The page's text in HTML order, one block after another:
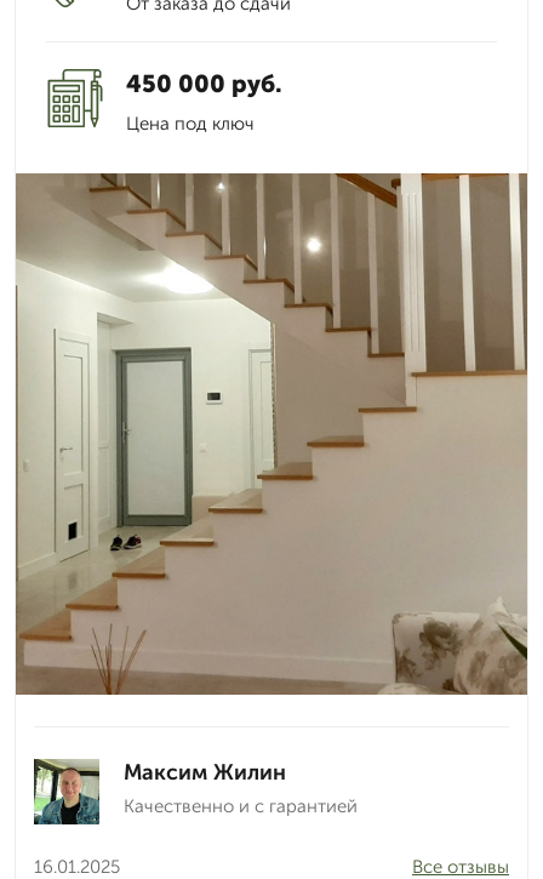
450 000 руб.
Цена под ключ
Максим Жилин
Качественно и с гарантией
16.01.2025
Все отзывы